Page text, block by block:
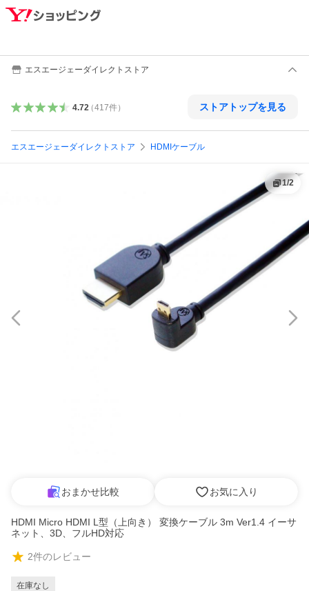
エスエージェーダイレクトストア
4.72（417件） ストアトップを見る
エスエージェーダイレクトストア HDMIケーブル
1/2
おまかせ比較 お気に入り
HDMI Micro HDMI L型（上向き） 変換ケーブル 3m Ver1.4 イーサ
ネット、3D、フルHD対応
2件のレビュー
在庫なし